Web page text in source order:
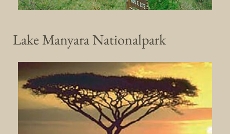
Lake Manyara Nationalpark